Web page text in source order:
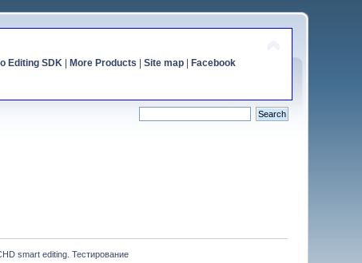
Editing SDK| More Products Site map| Facebook
smart editing. Тестирование